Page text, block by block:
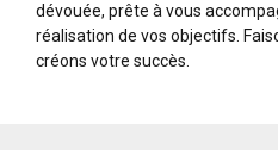
dévouée, prête à vous
réalisation de vos objectifs.
créons votre succès.